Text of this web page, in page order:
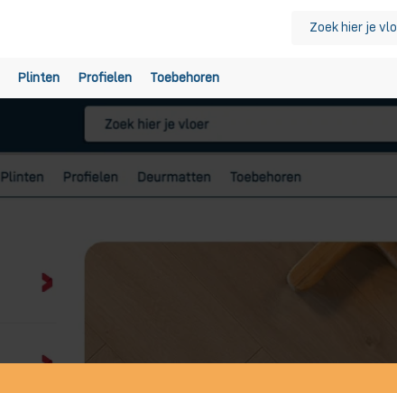
Plinten Profielen Toebehoren